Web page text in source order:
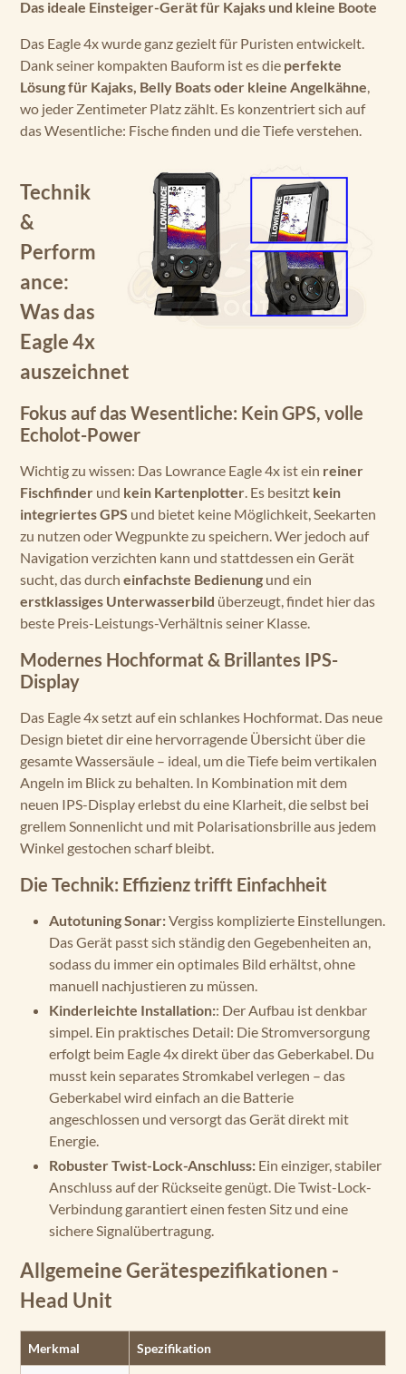
Das ideale Einsteiger-Gerät für Kajaks und kleine Boote
Das Eagle 4x wurde ganz gezielt für Puristen entwickelt.
Dank seiner kompakten Bauform ist es die perfekte
Lösung für Kajaks, Belly Boats oder kleine Angelkähne,
wo jeder Zentimeter Platz zählt. Es konzentriert sich auf
das Wesentliche: Fische finden und die Tiefe verstehen.
Technik
&
Perform
ance:
Was das
Eagle 4x
auszeichnet
Fokus auf das Wesentliche: Kein GPS, volle
Echolot-Power
Wichtig zu wissen: Das Lowrance Eagle 4x ist ein reiner
Fischfinder und kein Kartenplotter. Es besitzt kein
integriertes GPS und bietet keine Möglichkeit, Seekarten
zu nutzen oder Wegpunkte zu speichern. Wer jedoch auf
Navigation verzichten kann und stattdessen ein Gerät
sucht, das durch einfachste Bedienung und ein
erstklassiges Unterwasserbild überzeugt, findet hier das
beste Preis-Leistungs-Verhältnis seiner Klasse.
Modernes Hochformat & Brillantes IPS-
Display
Das Eagle 4x setzt auf ein schlankes Hochformat. Das neue
Design bietet dir eine hervorragende Übersicht über die
gesamte Wassersäule – ideal, um die Tiefe beim vertikalen
Angeln im Blick zu behalten. In Kombination mit dem
neuen IPS-Display erlebst du eine Klarheit, die selbst bei
grellem Sonnenlicht und mit Polarisationsbrille aus jedem
Winkel gestochen scharf bleibt.
Die Technik: Effizienz trifft Einfachheit
Autotuning Sonar:Vergiss komplizierte Einstellungen.
Das Gerät passt sich ständig den Gegebenheiten an,
sodass du immer ein optimales Bild erhältst, ohne
manuell nachjustieren zu müssen.
Kinderleichte Installation:: Der Aufbau ist denkbar
simpel. Ein praktisches Detail: Die Stromversorgung
erfolgt beim Eagle 4x direkt über das Geberkabel. Du
musst kein separates Stromkabel verlegen – das
Geberkabel wird einfach an die Batterie
angeschlossen und versorgt das Gerät direkt mit
Energie.
Robuster Twist-Lock-Anschluss: Ein einziger, stabiler
Anschluss auf der Rückseite genügt. Die Twist-Lock-
Verbindung garantiert einen festen Sitz und eine
sichere Signalübertragung.
Allgemeine Gerätespezifikationen -
Head Unit
Merkmal Spezifikation